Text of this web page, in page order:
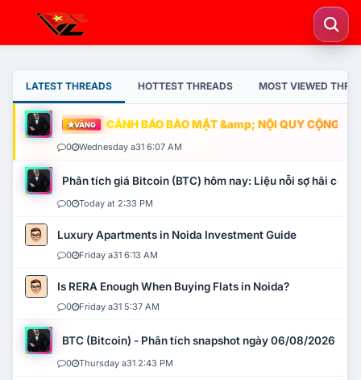
LATEST THREADS HOTTEST THREADS MOST VIEWED
VÀNG CẢNH BÁO BẢO MẬT &amp; NỘI QUY CỘNG
0 Wednesday a31 6:07 AM
Phân tích giá Bitcoin (BTC) hôm nay: Liệu nỗi sợ hãi có
0 Today at 2:33 PM
Luxury Apartments in Noida Investment Guide
0 Friday a31 6:13 AM
Is RERA Enough When Buying Flats in Noida?
0 Friday a31 5:37 AM
BTC (Bitcoin) - Phân tích snapshot ngày 06/08/2026
0 Thursday a31 2:43 PM